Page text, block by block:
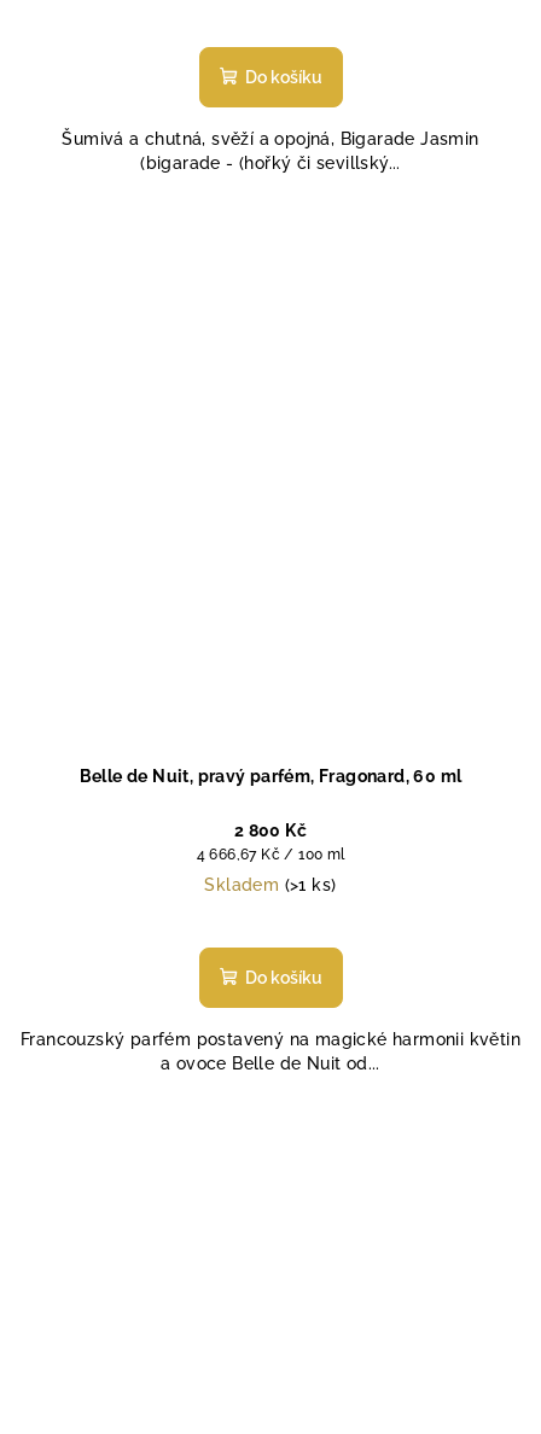
hodnocení
produktu
z
5
Do košíku
Šumivá a chutná, svěží a opojná, Bigarade Jasmin
(bigarade - (hořký či sevillský...
Belle de Nuit, pravý parfém, Fragonard, 60 ml
2 800 Kč
Měrná
cena:
4 666,67 Kč / 100 ml
Skladem (>1 ks)
hodnocení
produktu
z
5
Do košíku
Francouzský parfém postavený na magické harmonii květin
a ovoce Belle de Nuit od...